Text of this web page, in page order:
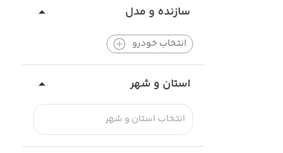
سازنده و مدل
انتخاب خودرو
استان و شهر
انتخاب استان و شهر